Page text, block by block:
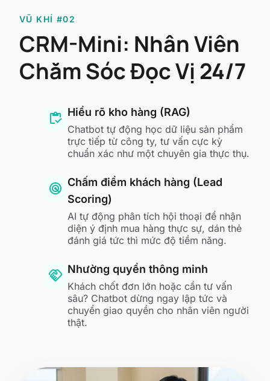
VŨ KHÍ #02
CRM-Mini: Nhân Viên
Chăm Sóc Đọc Vị 24/7
inventory Hiểu rõ kho hàng (RAG)
Chatbot tự động học dữ liệu sản phẩm
trực tiếp từ công ty, tư vấn cực kỳ
chuẩn xác như một chuyên gia thực thụ.
radar Chấm điểm khách hàng (Lead
Scoring)
AI tự động phân tích hội thoại để nhận
diện ý định mua hàng thực sự, dán thẻ
đánh giá tức thì mức độ tiềm năng.
handshake Nhường quyền thông minh
Khách chốt đơn lớn hoặc cần tư vấn
sâu? Chatbot dừng ngay lập tức và
chuyển giao quyền cho nhân viên người
thật.